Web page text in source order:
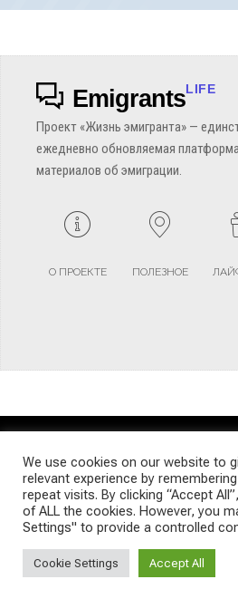
EmigrantsLIFE
Проект «Жизнь эмигранта» —
ежедневно обновляемая
материалов об эмиграции.
О ПРОЕКТЕ ПОЛЕЗНОЕ
TERMS AND CONDITIONS
© Emigrants Life WordPress
We use cookies on our website to
relevant experience by
repeat visits. By clicking “Accept
of ALL the cookies. However, you
Settings" to provide a controlled
Cookie Settings Accept All